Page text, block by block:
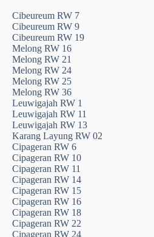
Cibeureum RW 7
Cibeureum RW 9
Cibeureum RW 19
Melong RW 16
Melong RW 21
Melong RW 24
Melong RW 25
Melong RW 36
Leuwigajah RW 1
Leuwigajah RW 11
Leuwigajah RW 13
Karang Layung RW 02
Cipageran RW 6
Cipageran RW 10
Cipageran RW 11
Cipageran RW 14
Cipageran RW 15
Cipageran RW 16
Cipageran RW 18
Cipageran RW 22
Cipageran RW 24